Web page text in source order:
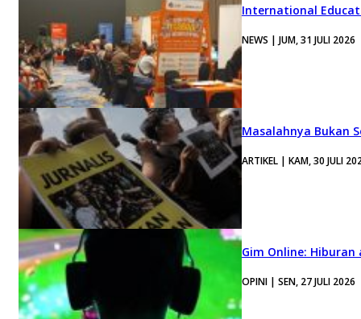
International
NEWS | JUM, 31 JULI 2026
Masalahnya Bukan
ARTIKEL | KAM, 30 JULI
Gim Online:
OPINI | SEN, 27 JULI 2026